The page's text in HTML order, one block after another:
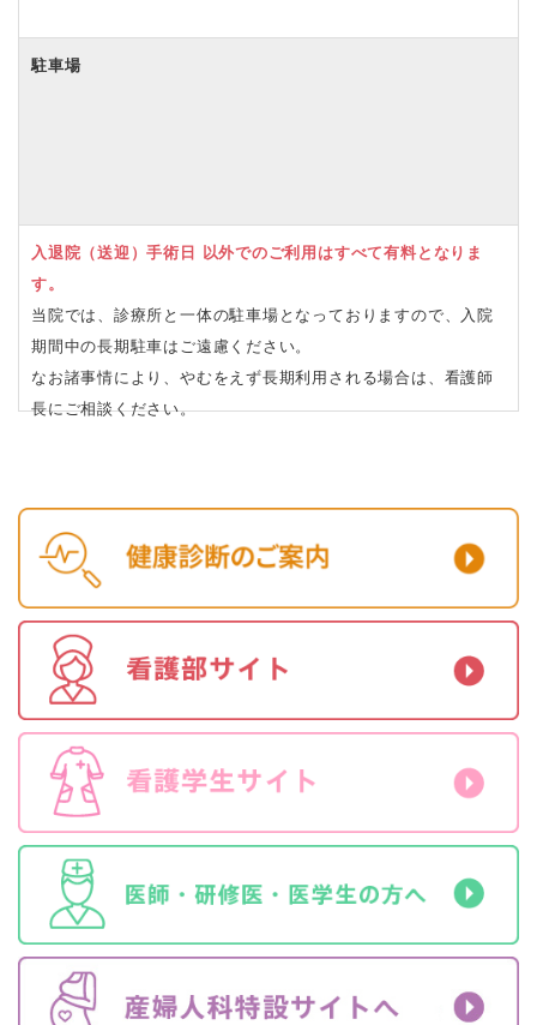
駐車場
入退院（送迎）手術日 以外でのご利用はすべて有料となりま
す。
当院では、診療所と一体の駐車場となっておりますので、入院
期間中の長期駐車はご遠慮ください。
なお諸事情により、やむをえず長期利用される場合は、看護師
長にご相談ください。